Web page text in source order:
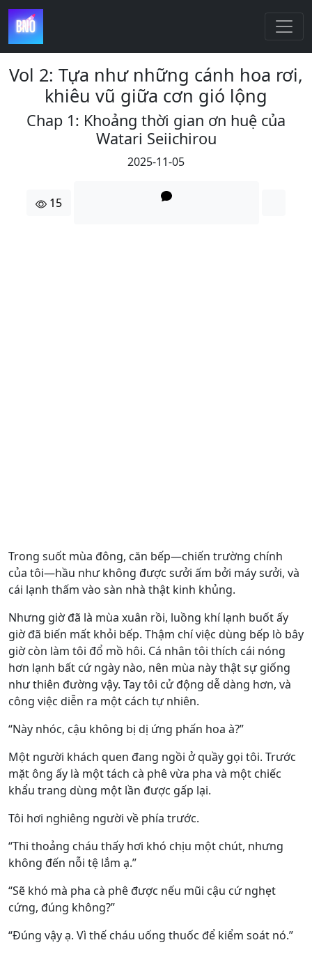
Vol 2: Tựa như những cánh hoa rơi,
khiêu vũ giữa cơn gió lộng
Chap 1: Khoảng thời gian ơn huệ của
Watari Seiichirou
2025-11-05
15
Trong suốt mùa đông, căn bếp—chiến trường chính
của tôi—hầu như không được sưởi ấm bởi máy sưởi, và
cái lạnh thấm vào sàn nhà thật kinh khủng.
Nhưng giờ đã là mùa xuân rồi, luồng khí lạnh buốt ấy
giờ đã biến mất khỏi bếp. Thậm chí việc dùng bếp lò bây
giờ còn làm tôi đổ mồ hôi. Cá nhân tôi thích cái nóng
hơn lạnh bất cứ ngày nào, nên mùa này thật sự giống
như thiên đường vậy. Tay tôi cử động dễ dàng hơn, và
công việc diễn ra một cách tự nhiên.
“Này nhóc, cậu không bị dị ứng phấn hoa à?”
Một người khách quen đang ngồi ở quầy gọi tôi. Trước
mặt ông ấy là một tách cà phê vừa pha và một chiếc
khẩu trang dùng một lần được gấp lại.
Tôi hơi nghiêng người về phía trước.
“Thi thoảng cháu thấy hơi khó chịu một chút, nhưng
không đến nỗi tệ lắm ạ.”
“Sẽ khó mà pha cà phê được nếu mũi cậu cứ nghẹt
cứng, đúng không?”
“Đúng vậy ạ. Vì thế cháu uống thuốc để kiểm soát nó.”